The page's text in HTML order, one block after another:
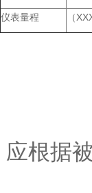
仪表量程 （
应根据